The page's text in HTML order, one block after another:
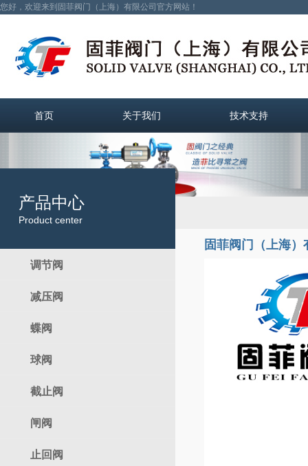
您好，欢迎来到固菲阀门（上海）有限公司官方网站！
首页 关于我们 技术支持
产品中心
Product center
调节阀
电动调节阀
气动调节阀
减压阀
蝶阀
电动蝶阀
气动蝶阀
球阀
电动球阀
气动球阀
截止阀
电动截止阀
气动截止阀
闸阀
电动闸阀
止回阀
固菲阀门（上海）